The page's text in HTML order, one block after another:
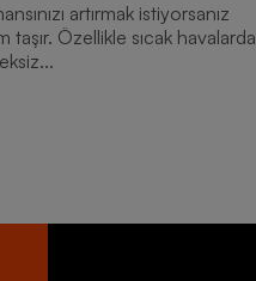
artırmak istiyorsanız
taşır. Özellikle sıcak havalarda